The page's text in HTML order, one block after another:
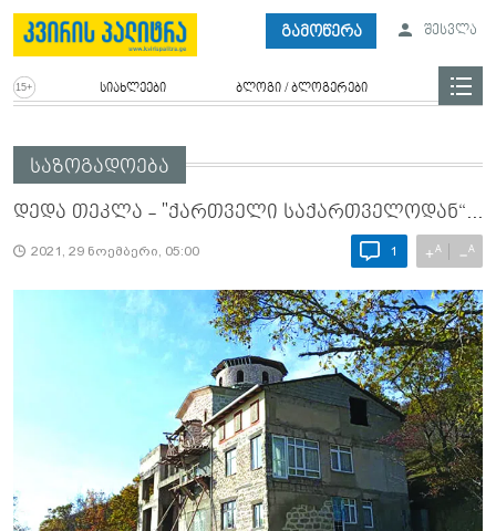
გამოწერა შესვლა
სიახლეები ბლოგი / ბლოგერები
საზოგადოება
დედა თეკლა - "ქართველი საქართველოდან“...
2021, 29 ნოემბერი, 05:00 1 +A −A